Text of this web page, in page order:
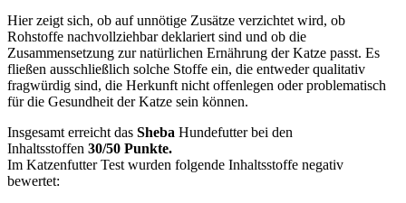
Hier zeigt sich, ob auf unnötige Zusätze verzichtet wird, ob
Rohstoffe nachvollziehbar deklariert sind und ob die
Zusammensetzung zur natürlichen Ernährung der Katze passt. Es
fließen ausschließlich solche Stoffe ein, die entweder qualitativ
fragwürdig sind, die Herkunft nicht offenlegen oder problematisch
für die Gesundheit der Katze sein können.
Insgesamt erreicht das Sheba Hundefutter bei den
Inhaltsstoffen 30/50 Punkte.
Im Katzenfutter Test wurden folgende Inhaltsstoffe negativ
bewertet: